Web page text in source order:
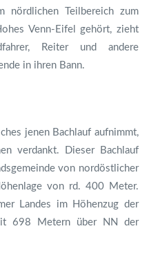
nördlichen Teilbereich zum
Venn-Eifel gehört, zieht
Reiter und andere
in ihren Bann.
jenen Bachlauf aufnimmt,
verdankt. Dieser Bachlauf
von nordöstlicher
von rd. 400 Meter.
Landes im Höhenzug der
698 Metern über NN der